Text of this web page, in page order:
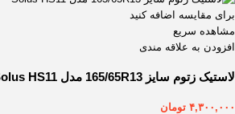
برای مقایسه اضافه کنید
مشاهده سریع
افزودن به علاقه مندی
لاستیک زتوم سایز 165/65R13 مدل Solus HS11
۴,۳۰۰,۰۰۰ تومان